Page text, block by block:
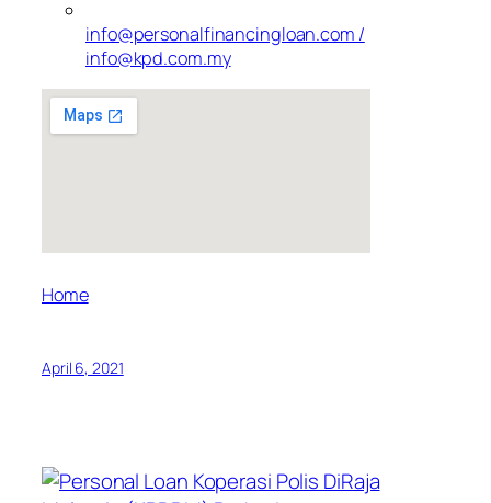
info@personalfinancingloan.com /
info@kpd.com.my
Home
April 6, 2021